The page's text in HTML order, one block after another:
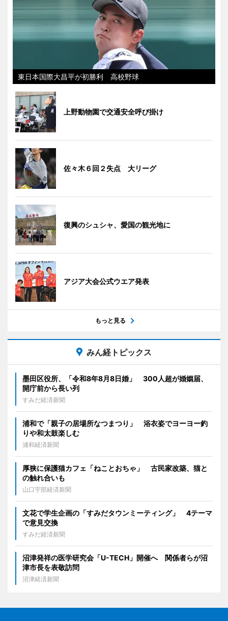
東日本国際大昌平が初勝利 高校野球
上野動物園で交通安全呼び掛け
佐々木６回２失点 大リーグ
復興のシュシャ、愛国の観光地に
アジア大会公式ウエア発表
もっと見る
みん経トピックス
墨田区役所、「令和8年8月8日婚」 300人超が婚姻届、
開庁前から長い列
すみだ経済新聞
浦和で「親子の居場所なつまつり」 浴衣姿でヨーヨー釣
りや和太鼓楽しむ
浦和経済新聞
厚狭に保護猫カフェ「ねことおちゃ」 古民家改築、猫と
の触れ合いも
山口宇部経済新聞
文花で学生企画の「すみだタウンミーティング」 4テーマ
で意見交換
すみだ経済新聞
沼津発祥の医学研究会「U-TECH」開催へ 関係者らが沼
津市長を表敬訪問
沼津経済新聞